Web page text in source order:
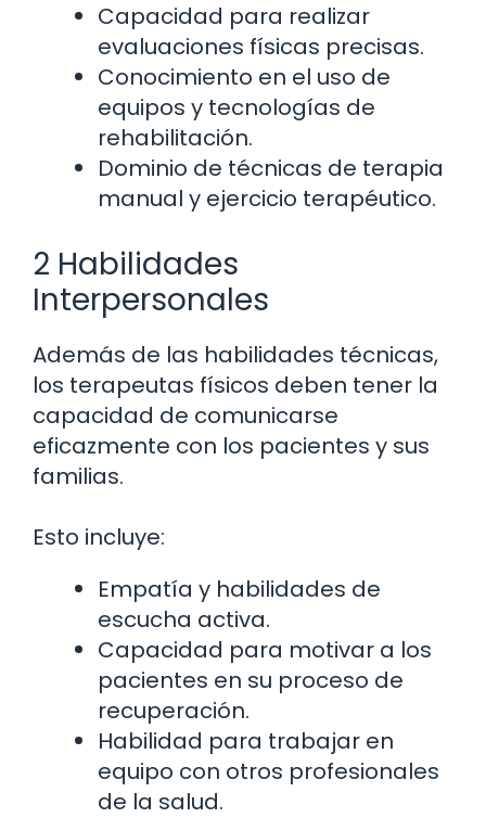
Capacidad para realizar
evaluaciones físicas precisas.
Conocimiento en el uso de
equipos y tecnologías de
rehabilitación.
Dominio de técnicas de terapia
manual y ejercicio terapéutico.
2 Habilidades
Interpersonales
Además de las habilidades técnicas,
los terapeutas físicos deben tener la
capacidad de comunicarse
eficazmente con los pacientes y sus
familias.
Esto incluye:
Empatía y habilidades de
escucha activa.
Capacidad para motivar a los
pacientes en su proceso de
recuperación.
Habilidad para trabajar en
equipo con otros profesionales
de la salud.